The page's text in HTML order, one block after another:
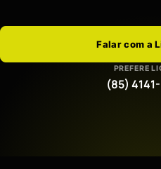
Falar com a
PREFERE
(85)